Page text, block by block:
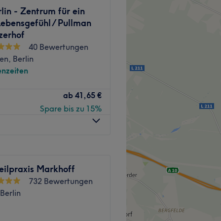
dir hilft, Verspannungen
zu fördern.
freundlich.
unbedingt einen
Grace Spa
ob Microneedling,
du dich entspannt
drei Gehminuten vom
qualifiziert
- Zentrum für ein
/ Pullman
40 Bewertungen
Berlin
ab 41,65 €
Spare bis zu 15%
Markhoff
732 Bewertungen